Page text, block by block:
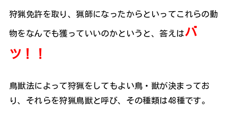
狩猟免許を取り、猟師になったからといってこれらの動
物をなんでも獲っていいのかというと、答えはバ
ツ！！
鳥獣法によって狩猟をしてもよい鳥・獣が決まってお
り、それらを狩猟鳥獣と呼び、その種類は48種です。